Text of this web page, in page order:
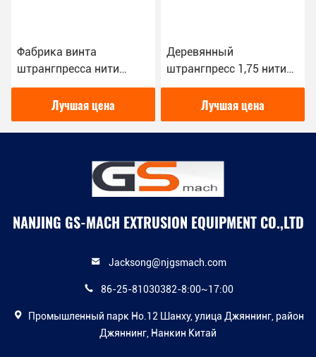
Фабрика винта
штрангпресса нити
принтера допуска 3Д
0,03 Мм одиночная
сразу
Лучшая цена
Деревянный
штрангпресс 1,75 нити
принтера 3Д ПЛА
пластиковый линия
штранг-прессования
3,00 мм
Лучшая цена
NANJING GS-MACH EXTRUSION EQUIPMENT CO.,LTD
Jacksong@njgsmach.com
86-25-81030382-8:00~17:00
Промышленный парк Но.12 Шанху, улица Джяннинг, район
Джяннинг, Нанкин Китай